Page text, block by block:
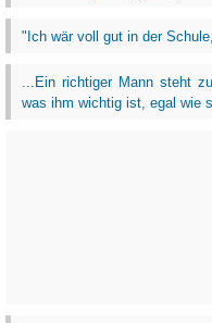
"Ich wär voll gut in der
...Ein richtiger Mann steht
was ihm wichtig ist, egal wie